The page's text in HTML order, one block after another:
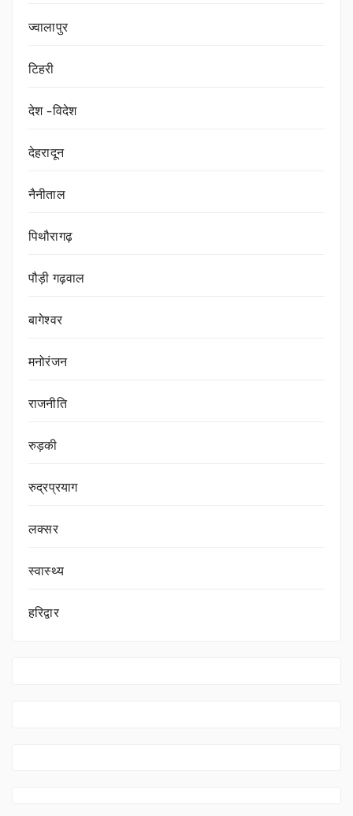
ज्वालापुर
टिहरी
देश -विदेश
देहरादून
नैनीताल
पिथौरागढ़
पौड़ी गढ़वाल
बागेश्वर
मनोरंजन
राजनीति
रुड़की
रुद्रप्रयाग
लक्सर
स्वास्थ्य
हरिद्वार